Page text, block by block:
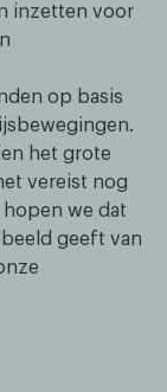
inzetten voor
op basis
het grote
vereist nog
we dat
geeft van